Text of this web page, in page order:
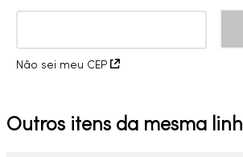
Não sei meu CEP
Outros itens da mesma